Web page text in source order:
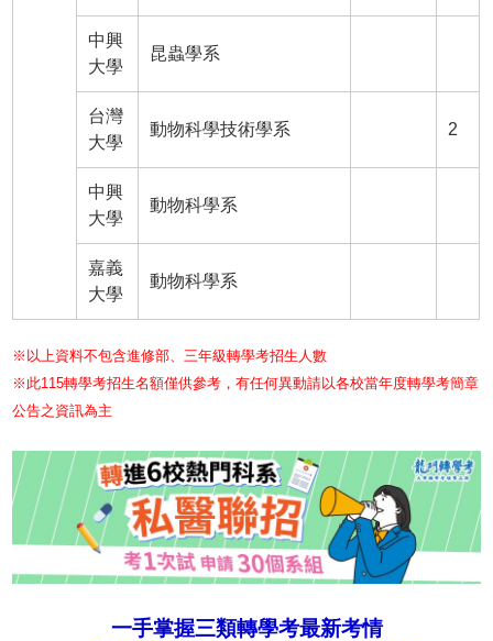
中興
大學
昆蟲學系
台灣
大學
動物科學技術學系 2
中興
大學
動物科學系
嘉義
大學
動物科學系
※以上資料不包含進修部、三年級轉學考招生人數
※此115轉學考招生名額僅供參考，有任何異動請以各校當年度轉學考簡章
公告之資訊為主
一手掌握三類轉學考最新考情